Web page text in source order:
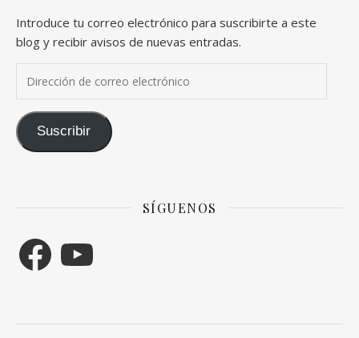
Introduce tu correo electrónico para suscribirte a este
blog y recibir avisos de nuevas entradas.
Suscribir
SÍGUENOS
Facebook